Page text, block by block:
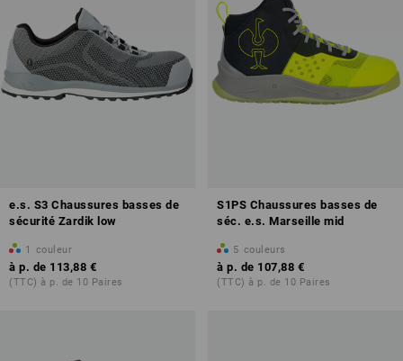
e.s. S3 Chaussures basses de
sécurité Zardik low
1 couleur
à p. de 113,88 €
(TTC) à p. de 10 Paires
S1PS Chaussures basses de
séc. e.s. Marseille mid
5 couleurs
à p. de 107,88 €
(TTC) à p. de 10 Paires